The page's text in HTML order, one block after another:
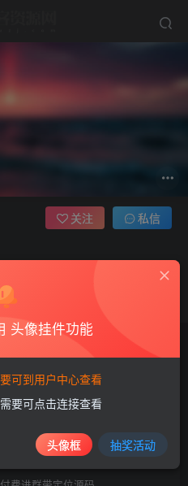
关注 私信
版块0 帖子0 粉丝0
付费进群带定位源码
头像挂件功能
可到用户中心查看
要可点击连接查看
头像框 抽奖活动